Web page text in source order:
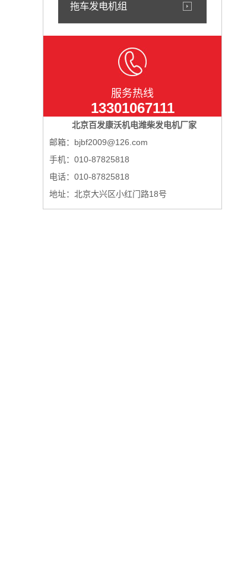
拖车发电机组
服务热线
13301067111
北京百发康沃机电潍柴发电机厂家
邮箱：bjbf2009@126.com
手机：010-87825818
电话：010-87825818
地址：北京大兴区小红门路18号